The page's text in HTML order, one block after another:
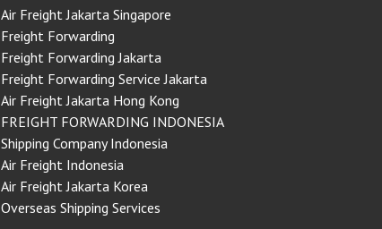
Air Freight Jakarta Singapore
Freight Forwarding
Freight Forwarding Jakarta
Freight Forwarding Service Jakarta
Air Freight Jakarta Hong Kong
FREIGHT FORWARDING INDONESIA
Shipping Company Indonesia
Air Freight Indonesia
Air Freight Jakarta Korea
Overseas Shipping Services